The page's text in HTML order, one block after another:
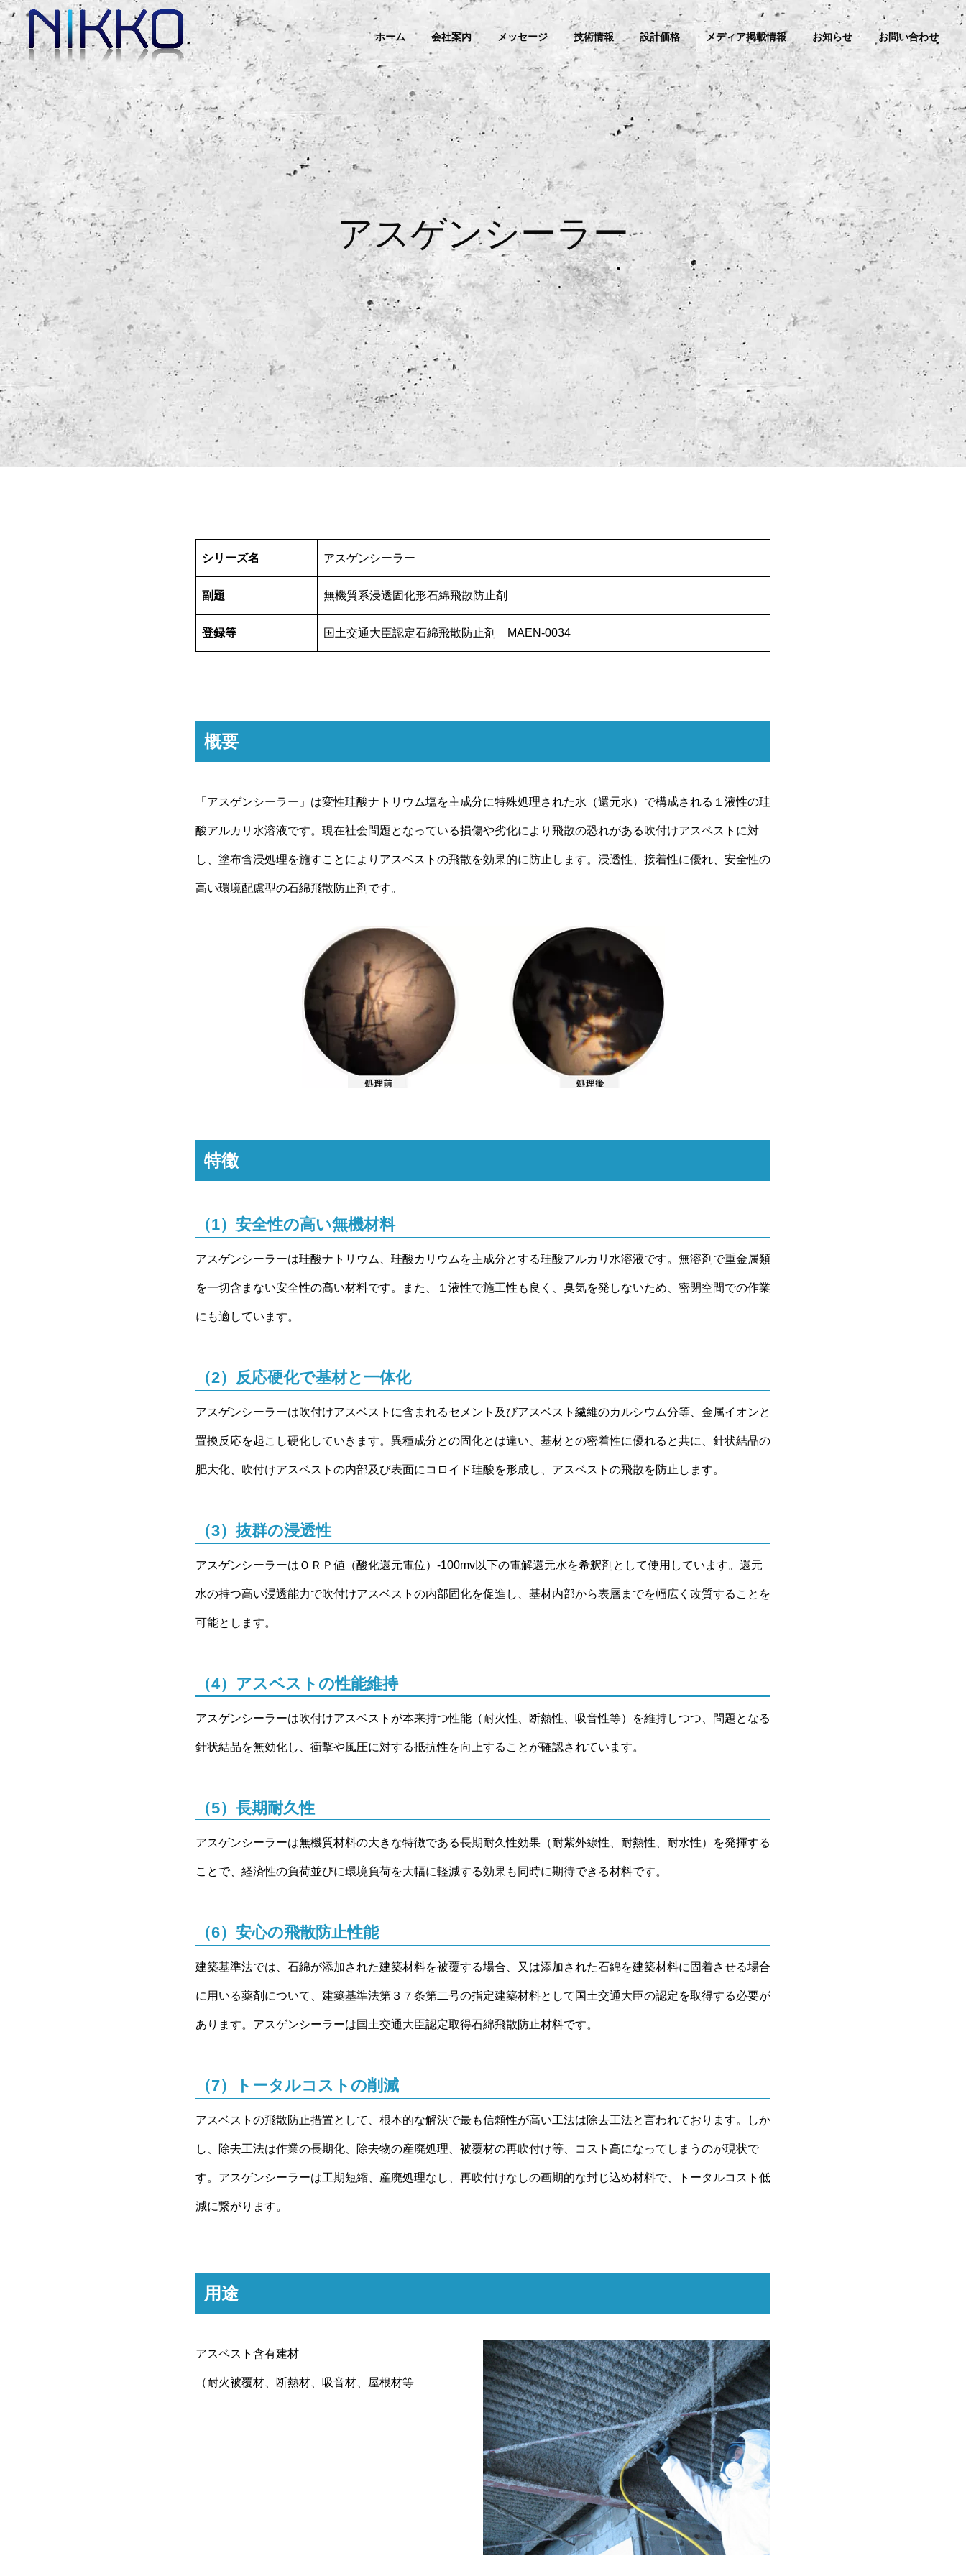
ホーム 会社案内 メッセージ 技術情報 設計価格 メディア掲載情報 お知らせ お問い合わせ
アスゲンシーラー
シリーズ名 アスゲンシーラー
副題 無機質系浸透固化形石綿飛散防止剤
登録等 国土交通大臣認定石綿飛散防止剤 MAEN-0034
概要
「アスゲンシーラー」は変性珪酸ナトリウム塩を主成分に特殊処理された水（還元水）で構成される１液性の珪
酸アルカリ水溶液です。現在社会問題となっている損傷や劣化により飛散の恐れがある吹付けアスベストに対
し、塗布含浸処理を施すことによりアスベストの飛散を効果的に防止します。浸透性、接着性に優れ、安全性の
高い環境配慮型の石綿飛散防止剤です。
特徴
（1）安全性の高い無機材料
アスゲンシーラーは珪酸ナトリウム、珪酸カリウムを主成分とする珪酸アルカリ水溶液です。無溶剤で重金属類
を一切含まない安全性の高い材料です。また、１液性で施工性も良く、臭気を発しないため、密閉空間での作業
にも適しています。
（2）反応硬化で基材と一体化
アスゲンシーラーは吹付けアスベストに含まれるセメント及びアスベスト繊維のカルシウム分等、金属イオンと
置換反応を起こし硬化していきます。異種成分との固化とは違い、基材との密着性に優れると共に、針状結晶の
肥大化、吹付けアスベストの内部及び表面にコロイド珪酸を形成し、アスベストの飛散を防止します。
（3）抜群の浸透性
アスゲンシーラーはＯＲＰ値（酸化還元電位）-100mv以下の電解還元水を希釈剤として使用しています。還元
水の持つ高い浸透能力で吹付けアスベストの内部固化を促進し、基材内部から表層までを幅広く改質することを
可能とします。
（4）アスベストの性能維持
アスゲンシーラーは吹付けアスベストが本来持つ性能（耐火性、断熱性、吸音性等）を維持しつつ、問題となる
針状結晶を無効化し、衝撃や風圧に対する抵抗性を向上することが確認されています。
（5）長期耐久性
アスゲンシーラーは無機質材料の大きな特徴である長期耐久性効果（耐紫外線性、耐熱性、耐水性）を発揮する
ことで、経済性の負荷並びに環境負荷を大幅に軽減する効果も同時に期待できる材料です。
（6）安心の飛散防止性能
建築基準法では、石綿が添加された建築材料を被覆する場合、又は添加された石綿を建築材料に固着させる場合
に用いる薬剤について、建築基準法第３７条第二号の指定建築材料として国土交通大臣の認定を取得する必要が
あります。アスゲンシーラーは国土交通大臣認定取得石綿飛散防止材料です。
（7）トータルコストの削減
アスベストの飛散防止措置として、根本的な解決で最も信頼性が高い工法は除去工法と言われております。しか
し、除去工法は作業の長期化、除去物の産廃処理、被覆材の再吹付け等、コスト高になってしまうのが現状で
す。アスゲンシーラーは工期短縮、産廃処理なし、再吹付けなしの画期的な封じ込め材料で、トータルコスト低
減に繋がります。
用途
アスベスト含有建材
（耐火被覆材、断熱材、吸音材、屋根材等